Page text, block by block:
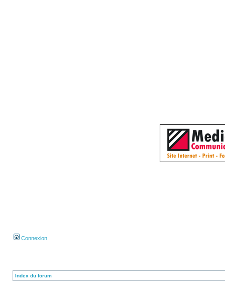
Connexion
Index du forum